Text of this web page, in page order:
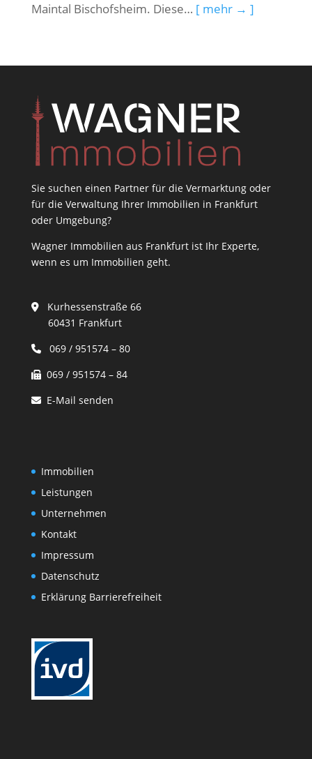
Maintal Bischofsheim. Diese… [ mehr → ]
Sie suchen einen Partner für die Vermarktung oder
für die Verwaltung Ihrer Immobilien in Frankfurt
oder Umgebung?
Wagner Immobilien aus Frankfurt ist Ihr Experte,
wenn es um Immobilien geht.
Kurhessenstraße 66
60431 Frankfurt
069 / 951574 – 80
069 / 951574 – 84
E-Mail senden
Immobilien
Leistungen
Unternehmen
Kontakt
Impressum
Datenschutz
Erklärung Barrierefreiheit